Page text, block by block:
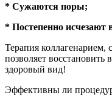
* Сужаются поры;
* Постепенно исчезают
Терапия коллагенарием,
позволяет восстановить
здоровый вид!
Эффективны ли